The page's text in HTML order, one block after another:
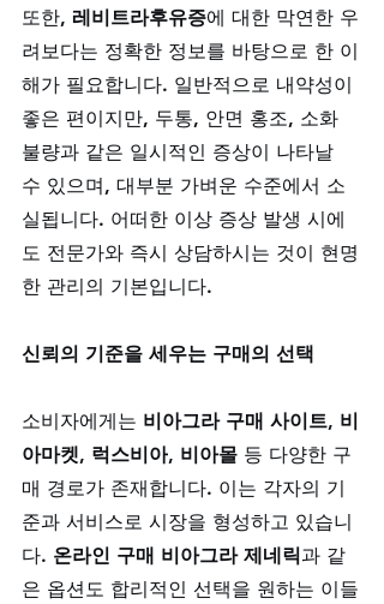
또한, 레비트라후유증에 대한 막연한 우
려보다는 정확한 정보를 바탕으로 한 이
해가 필요합니다. 일반적으로 내약성이
좋은 편이지만, 두통, 안면 홍조, 소화
불량과 같은 일시적인 증상이 나타날
수 있으며, 대부분 가벼운 수준에서 소
실됩니다. 어떠한 이상 증상 발생 시에
도 전문가와 즉시 상담하시는 것이 현명
한 관리의 기본입니다.
신뢰의 기준을 세우는 구매의 선택
소비자에게는 비아그라 구매 사이트, 비
아마켓, 럭스비아, 비아몰 등 다양한 구
매 경로가 존재합니다. 이는 각자의 기
준과 서비스로 시장을 형성하고 있습니
다. 온라인 구매 비아그라 제네릭과 같
은 옵션도 합리적인 선택을 원하는 이들